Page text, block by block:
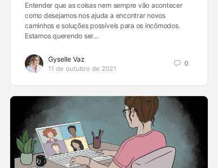
Entender que as coisas nem sempre vão acontecer
como desejamos nos ajuda a encontrar novos
caminhos e soluções possíveis para os incômodos.
Estamos querendo ser…
Gyselle Vaz
11 de outubro de 2021
0